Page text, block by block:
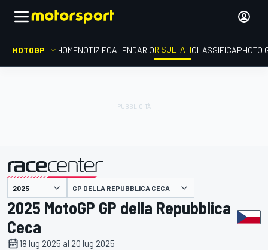
MOTOGP HOMENOTIZIECALENDARIORISULTATICLASSIFICAPHOTO
presentato da GP DELLA REPUBBLICA CECA
2025 MotoGP GP della Repubblica
Ceca
18 lug 2025 al 20 lug 2025